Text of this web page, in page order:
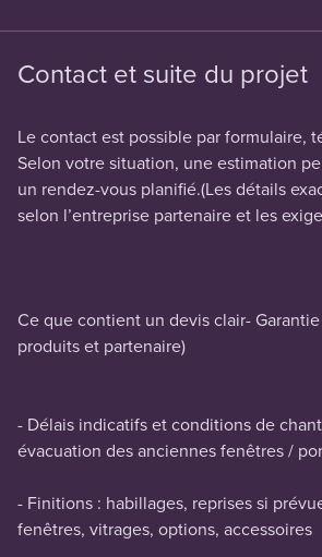
Contact et suite du projet
Le contact est possible par formulaire,
Selon votre situation, une estimation
un rendez-vous planifié.(Les détails
selon l’entreprise partenaire et les
Ce que contient un devis clair-
produits et partenaire)
- Délais indicatifs et conditions de
évacuation des anciennes fenêtres /
- Finitions : habillages, reprises si
fenêtres, vitrages, options, accessoires